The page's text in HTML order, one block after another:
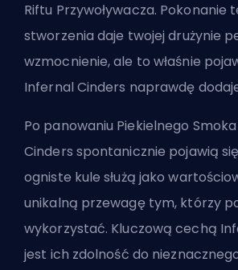
Riftu Przywoływacza. Pokonanie
stworzenia daje twojej drużynie
wzmocnienie, ale to właśnie
Infernal Cinders naprawdę
Po panowaniu Piekielnego
Cinders spontanicznie pojawią
ogniste kule służą jako
unikalną przewagę tym, którzy
wykorzystać. Kluczową cechą
jest ich zdolność do